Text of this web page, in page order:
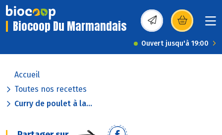
Biocoop Du Marmandais (s’ouvre dans une
Ouvert jusqu'à 19:00
Accueil
Toutes nos recettes
Curry de poulet à la...